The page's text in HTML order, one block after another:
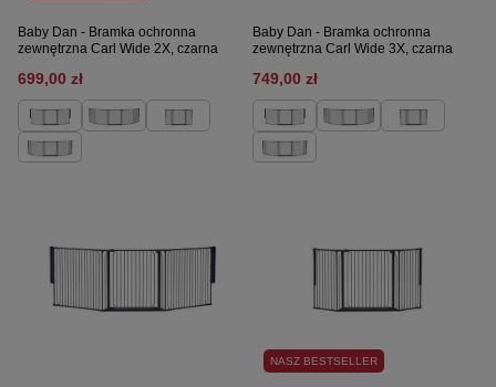
Baby Dan - Bramka ochronna
zewnętrzna Carl Wide 2X, czarna
699,00 zł
Baby Dan - Bramka ochronna
zewnętrzna Carl Wide 3X, czarna
749,00 zł
NASZ BESTSELLER